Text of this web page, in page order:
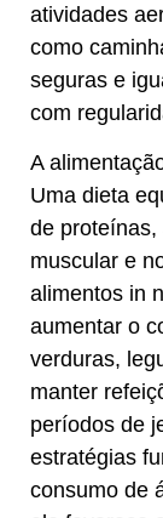
atividades
como
seguras e
com
A
Uma dieta
de proteínas,
muscular e
alimentos in
aumentar o
verduras,
manter
períodos de
estratégias
consumo de